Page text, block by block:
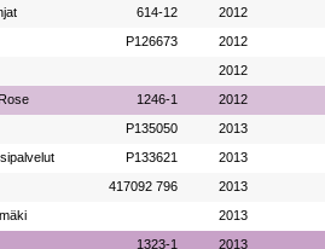
614-12 2012
P126673 2012
2012
1246-1 2012
P135050 2013
P133621 2013
417092 796 2013
2013
1323-1 2013